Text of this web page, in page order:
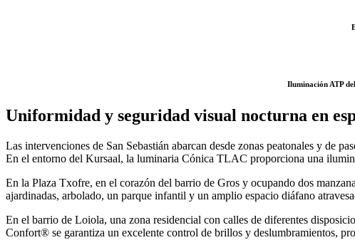
Iluminación ATP
Uniformidad y seguridad visual nocturna en
Las intervenciones de San Sebastián abarcan desde zonas peatonales y de
En el entorno del Kursaal, la luminaria Cónica TLAC proporciona una
En la Plaza Txofre, en el corazón del barrio de Gros y ocupando dos
ajardinadas, arbolado, un parque infantil y un amplio espacio diáfano
En el barrio de Loiola, una zona residencial con calles de diferentes
Confort® se garantiza un excelente control de brillos y deslumbramientos,